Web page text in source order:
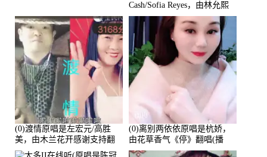
Cash/Sofia Reyes，由林允熙
翻唱(播放:84447)
(0)渡情原唱是左宏元/高胜
美，由木兰花开感谢支持翻
唱(播放:82339)
(0)离别两依依原唱是杭娇，
由花草香气《停》翻唱(播
放:81215)